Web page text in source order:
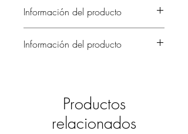
Información del producto
Información del producto
yute o cinta de raso. Una invitación muy
original, moderna y fresca.
Productos
relacionados